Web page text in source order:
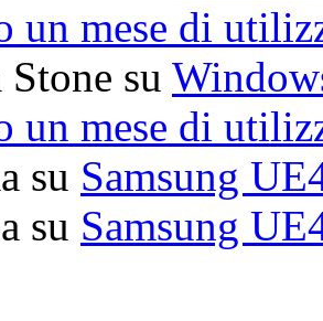
un mese di
Stone su
un mese di
su Samsung
su Samsung